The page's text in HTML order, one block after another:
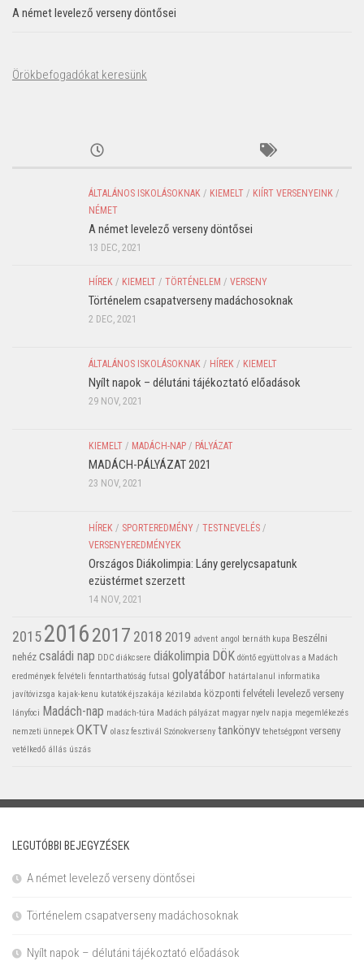
A német levelező verseny döntősei
Örökbefogadókat keresünk
ÁLTALÁNOS ISKOLÁSOKNAK / KIEMELT / KIÍRT VERSENYEINK /
NÉMET
A német levelező verseny döntősei
13 DEC, 2021
HÍREK / KIEMELT / TÖRTÉNELEM / VERSENY
Történelem csapatverseny madáchosoknak
2 DEC, 2021
ÁLTALÁNOS ISKOLÁSOKNAK / HÍREK / KIEMELT
Nyílt napok – délutáni tájékoztató előadások
29 NOV, 2021
KIEMELT / MADÁCH-NAP / PÁLYÁZAT
MADÁCH-PÁLYÁZAT 2021
23 NOV, 2021
HÍREK / SPORTEREDMÉNY / TESTNEVELÉS /
VERSENYEREDMÉNYEK
Országos Diákolimpia: Lány gerelycsapatunk
ezüstérmet szerzett
14 NOV, 2021
201520162017 2018 2019 advent angol bernáth kupa Beszélni
nehéz családi nap DDC diákcsere diákolimpia DÖK döntő együtt olvas a Madách
eredmények felvételi fenntarthatóság futsal golyatábor határtalanul informatika
javítóvizsga kajak-kenu kutatók éjszakája kézilabda központi felvételi levelező verseny
lányfoci Madách-nap madách-túra Madách pályázat magyar nyelv napja megemlékezés
nemzeti ünnepek OKTV olasz fesztivál Szónokverseny tankönyv tehetségpont verseny
vetélkedő állás úszás
LEGUTÓBBI BEJEGYZÉSEK
A német levelező verseny döntősei
Történelem csapatverseny madáchosoknak
Nyílt napok – délutáni tájékoztató előadások